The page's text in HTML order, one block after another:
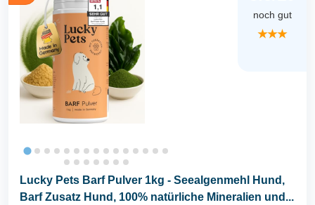
noch gut
★★★
Lucky Pets Barf Pulver 1kg - Seealgenmehl Hund,
Barf Zusatz Hund, 100% natürliche Mineralien und...